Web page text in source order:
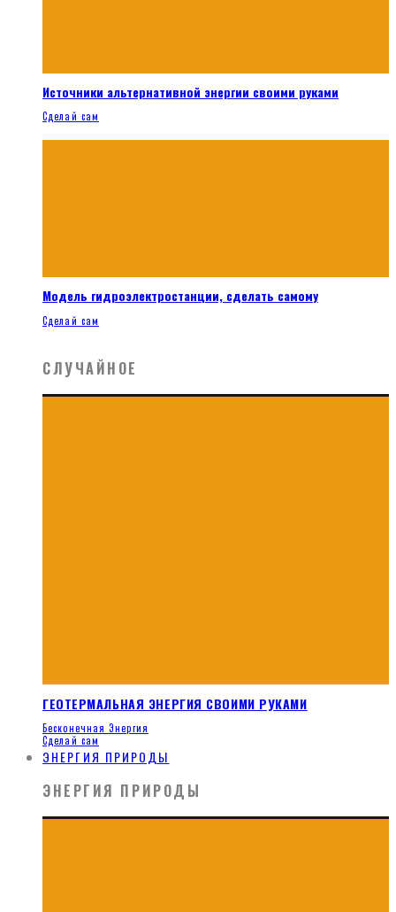
Источники альтернативной энергии своими руками
Сделай сам
Модель гидроэлектростанции, сделать самому
Сделай сам
СЛУЧАЙНОЕ
ГЕОТЕРМАЛЬНАЯ ЭНЕРГИЯ СВОИМИ РУКАМИ
Бесконечная Энергия
Сделай сам
ЭНЕРГИЯ ПРИРОДЫ
ЭНЕРГИЯ ПРИРОДЫ